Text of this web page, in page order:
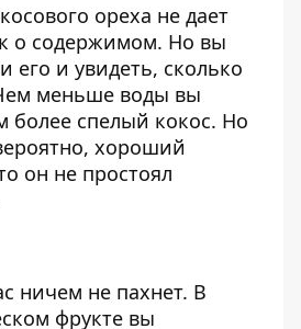
ореха не дает
о содержимом. Но вы
его и увидеть, сколько
меньше воды вы
более спелый кокос. Но
хороший
он не простоял
ничем не пахнет. В
фрукте вы